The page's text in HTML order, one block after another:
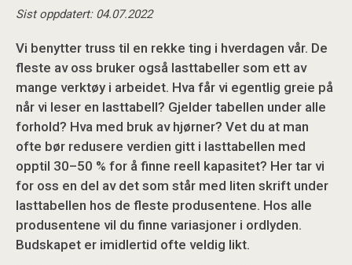
Sist oppdatert: 04.07.2022
Vi benytter truss til en rekke ting i hverdagen vår. De
fleste av oss bruker også lasttabeller som ett av
mange verktøy i arbeidet. Hva får vi egentlig greie på
når vi leser en lasttabell? Gjelder tabellen under alle
forhold? Hva med bruk av hjørner? Vet du at man
ofte bør redusere verdien gitt i lasttabellen med
opptil 30–50 % for å finne reell kapasitet? Her tar vi
for oss en del av det som står med liten skrift under
lasttabellen hos de fleste produsentene. Hos alle
produsentene vil du finne variasjoner i ordlyden.
Budskapet er imidlertid ofte veldig likt.